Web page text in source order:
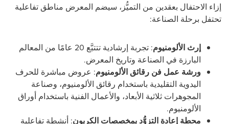
إزاء الاحتفال بعقدين من التميُّز، سيضم المعرض مناطق تفاعلية
تحتفل برحلة الصناعة:
إرث الألومنيوم
: تجربة إرشادية تتتبَّع 20 عامًا من المعالم
البارزة في الصناعة وتاريخ المعرض.
ورشة عمل فن رقائق الألومنيوم: عروض مباشرة للحرف
اليدوية التقليدية باستخدام رقائق الألومنيوم، وصناعة
المجوهرات ثلاثية الأبعاد، والأعمال الفنية باستخدام أوراق
الألومنيوم.
محطة إعادة التزوُّد بمخصصات الكربون: أنشطة تفاعلية